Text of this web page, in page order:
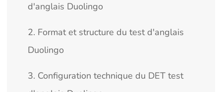
d'anglais Duolingo
2. Format et structure du test d'anglais
Duolingo
3. Configuration technique du DET test